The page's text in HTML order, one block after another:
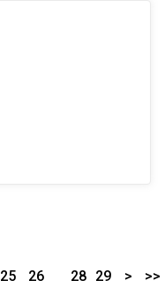
25
26
28 29 > >>